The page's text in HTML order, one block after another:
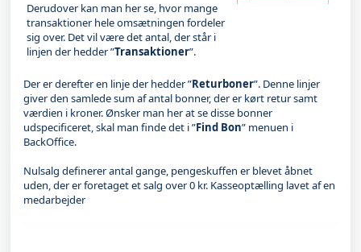
Derudover kan man her se, hvor mange
transaktioner hele omsætningen fordeler
sig over. Det vil være det antal, der står i
linjen der hedder ”Transaktioner”.
Der er derefter en linje der hedder ”Returboner”. Denne linjer
giver den samlede sum af antal bonner, der er kørt retur samt
værdien i kroner. Ønsker man her at se disse bonner
udspecificeret, skal man finde det i ”Find Bon” menuen i
BackOffice.
Nulsalg definerer antal gange, pengeskuffen er blevet åbnet
uden, der er foretaget et salg over 0 kr. Kasseoptælling lavet af en
medarbejder